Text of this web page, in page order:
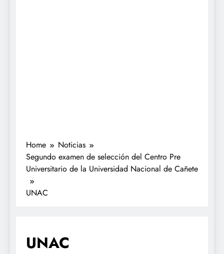
Home
Noticias
Segundo examen de selección del Centro Pre
Universitario de la Universidad Nacional de Cañete
UNAC
UNAC